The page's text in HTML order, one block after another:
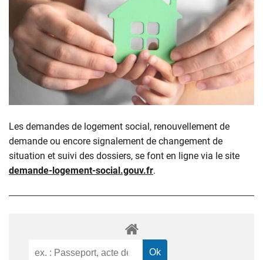
Les demandes de logement social, renouvellement de
demande ou encore signalement de changement de
situation et suivi des dossiers, se font en ligne via le site
demande-logement-social.gouv.fr.